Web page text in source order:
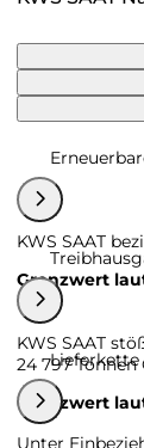
KWS SAAT
Grenzwert
KWS SAAT
24 797 Tonnen
Grenzwert
Lieferkette
Unter